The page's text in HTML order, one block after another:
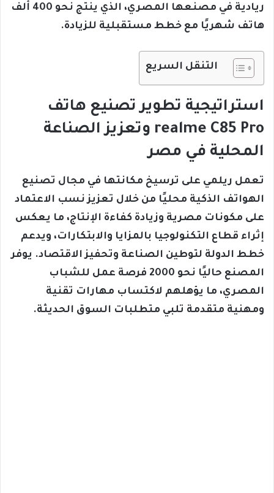
ريادية في مصنعها المصري، الذي ينتج نحو 400 ألف
هاتف شهريًا مع خطط مستقبلية للزيادة.
التنقل السريع
استراتيجية تطوير تصنيع هاتف
realme C85 Pro وتعزيز الصناعة
المحلية في مصر
تعمل ريلمي على ترسيخ مكانتها في مجال تصنيع
الهواتف الذكية محليًا من خلال تعزيز نسب الاعتماد
على مكونات مصرية وزيادة كفاءة الإنتاج، ما يعكس
إثراء قطاع التكنولوجيا بالمزايا والابتكارات، ويدعم
خطط الدولة لتوطين الصناعة وتحفيز الاقتصاد. يوفر
المصنع حاليًا نحو 2000 فرصة عمل للشباب
المصري، ما يؤهلهم لاكتساب مهارات تقنية
ومهنية متقدمة تلبي متطلبات السوق الحديثة.